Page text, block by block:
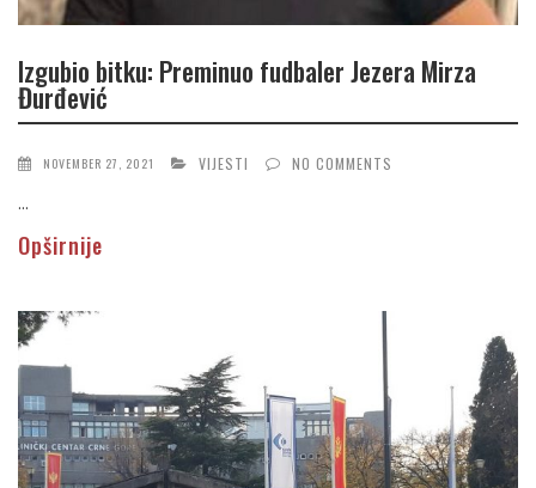
Izgubio bitku: Preminuo fudbaler Jezera Mirza
Đurđević
NOVEMBER 27, 2021 VIJESTI NO COMMENTS
...
Opširnije